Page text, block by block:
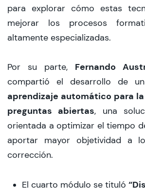
para explorar cómo estas
mejorar los procesos
altamente especializadas.
Por su parte, Fernando
compartió el desarrollo de
aprendizaje automático para
preguntas abiertas, una
orientada a optimizar el tiempo
aportar mayor objetividad a
corrección.
El cuarto módulo se tituló